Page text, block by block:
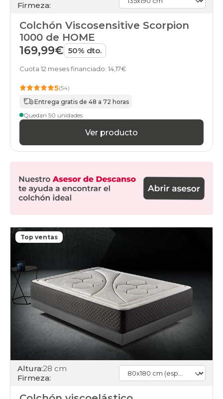
90x210cm-
colchones
colchones
105x190cm
105x200cm
colchones
105x210cm-
especial
especial
colchones
110x180cm-
especial
colchones
120x180cm
colchones
120x190cm
colchones
120x200cm
colchones
120x210cm-
especial
120x220cm-
especial
colchones
135x180cm
Firmeza:
Colchón Viscosensitive Scorpion
1000 de HOME
169,99€ 50% dto.
Cuota 12 meses financiado: 14,17€
5(54)
Entrega gratis de 48 a 72 horas
Quedan 50 unidades
Ver producto
Top ventas
Altura:28 cm
Firmeza: